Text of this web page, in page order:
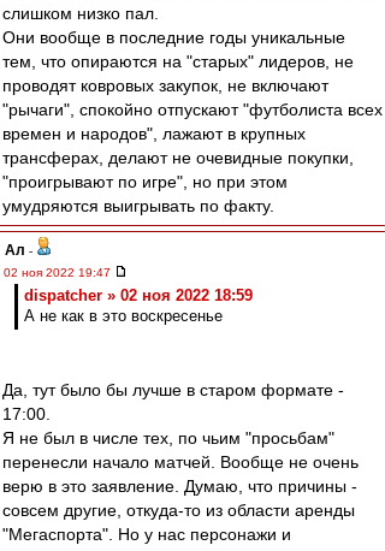
слишком низко пал.
Они вообще в последние годы уникальные
тем, что опираются на "старых" лидеров, не
проводят ковровых закупок, не включают
"рычаги", спокойно отпускают "футболиста всех
времен и народов", лажают в крупных
трансферах, делают не очевидные покупки,
"проигрывают по игре", но при этом
умудряются выигрывать по факту.
Ал -
02 ноя 2022 19:47
dispatcher » 02 ноя 2022 18:59
А не как в это воскресенье
Да, тут было бы лучше в старом формате -
17:00.
Я не был в числе тех, по чьим "просьбам"
перенесли начало матчей. Вообще не очень
верю в это заявление. Думаю, что причины -
совсем другие, откуда-то из области аренды
"Мегаспорта". Но у нас персонажи и